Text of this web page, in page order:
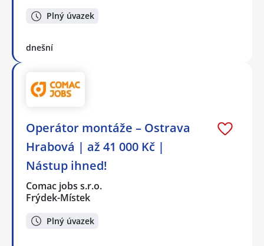
Plný úvazek
dnešní
Operátor montáže – Ostrava
Hrabová | až 41 000 Kč |
Nástup ihned!
Comac jobs s.r.o.
Frýdek-Místek
Plný úvazek